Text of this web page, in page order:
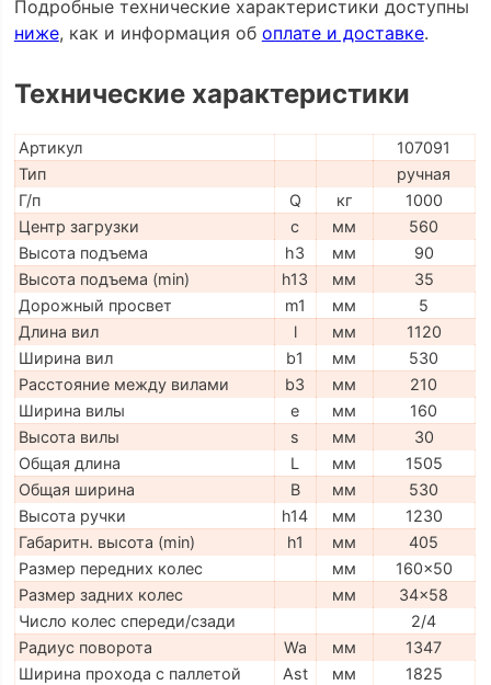
Подробные технические характеристики доступны
ниже, как и информация об оплате и доставке.
Технические характеристики
Артикул
107091
Тип
ручная
Г/п
Q кг
1000
Центр загрузки
c мм
560
Высота подъема
h3 мм
90
Высота подъема (min)
h13 мм
35
Дорожный просвет
m1 мм
5
Длина вил
l мм
1120
Ширина вил
b1 мм
530
Расстояние между вилами
b3 мм
210
Ширина вилы
e мм
160
Высота вилы
s мм
30
Общая длина
L мм
1505
Общая ширина
B мм
530
Высота ручки
h14 мм
1230
Габаритн. высота (min)
h1 мм
405
Размер передних колес
мм
160x50
Размер задних колес
мм
34x58
Число колес спереди/сзади
2/4
Радиус поворота
Wa мм
1347
Ширина прохода с паллетой
Ast мм
1825